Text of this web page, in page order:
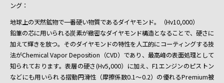
ング：
地球上の天然鉱物で一番硬い物質であるダイヤモンド。（Hv10,000）
鉛筆の芯に用いられる炭素が緻密なダイヤモンド構造となることで、硬さに
加えて輝きを放つ。そのダイヤモンドの特性を人工的にコーティングする技
法がChemical Vapor Deposition（CVD）であり、最高峰の表面処理として
知られております。表層の硬さ(Hv5,000）に加え、F1エンジンのピストン
などにも用いられる摺動円滑性（摩擦係数0.1～0.2）の優れるPremium被